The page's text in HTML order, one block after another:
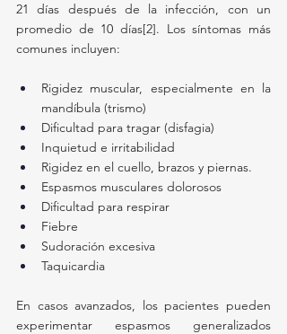
21 días después de la infección, con un
promedio de 10 días[2]. Los síntomas más
comunes incluyen:
Rigidez muscular, especialmente en la
mandíbula (trismo)
Dificultad para tragar (disfagia)
Inquietud e irritabilidad
Rigidez en el cuello, brazos y piernas.
Espasmos musculares dolorosos
Dificultad para respirar
Fiebre
Sudoración excesiva
Taquicardia
En casos avanzados, los pacientes pueden
experimentar espasmos generalizados